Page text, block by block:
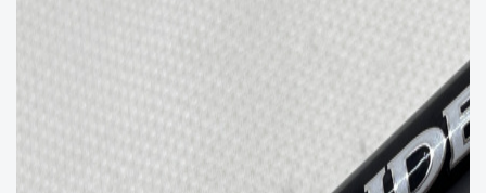
イシグロ中川かの里店
イシグロカインズモール彦根店
イシグロ静岡中吉田店
イシグロ名東引山店
古品
C-